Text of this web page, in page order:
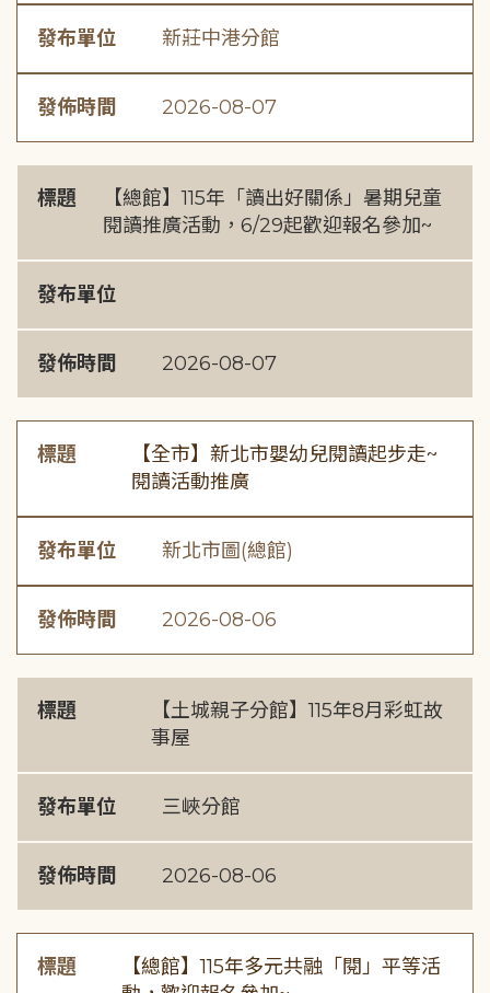
發布單位 新莊中港分館
發佈時間 2026-08-07
標題
【總館】115年「讀出好關係」暑期兒童
閱讀推廣活動，6/29起歡迎報名參加~
發布單位
發佈時間 2026-08-07
標題
【全市】新北市嬰幼兒閱讀起步走~
閱讀活動推廣
發布單位 新北市圖(總館)
發佈時間 2026-08-06
標題
【土城親子分館】115年8月彩虹故
事屋
發布單位 三峽分館
發佈時間 2026-08-06
標題
【總館】115年多元共融「閱」平等活